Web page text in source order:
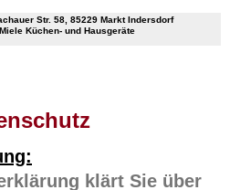
Str. 58, 85229 Markt Indersdorf
Küchen- und Hausgeräte
klärt Sie über